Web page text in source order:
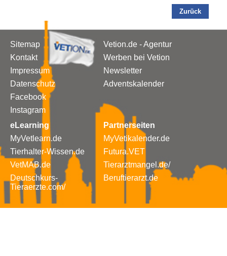
Zurück
Sitemap
Kontakt
Impressum
Datenschutz
Facebook
Instagram
Vetion.de - Agentur
Werben bei Vetion
Newsletter
Adventskalender
eLearning
MyVetlearn.de
Tierhalter-Wissen.de
VetMAB.de
Deutschkurs-
Tieraerzte.com/
Partnerseiten
MyVetikalender.de
Futura.VET
Tierarztmangel.de/
Beruftierarzt.de